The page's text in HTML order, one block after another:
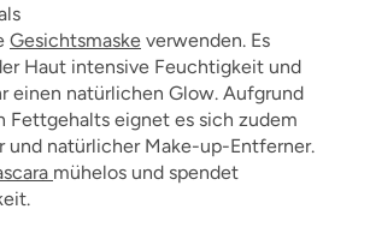
Gesichtsmaske verwenden. Es
Haut intensive Feuchtigkeit und
einen natürlichen Glow. Aufgrund
Fettgehalts eignet es sich zudem
und natürlicher Make-up-Entferner.
mühelos und spendet